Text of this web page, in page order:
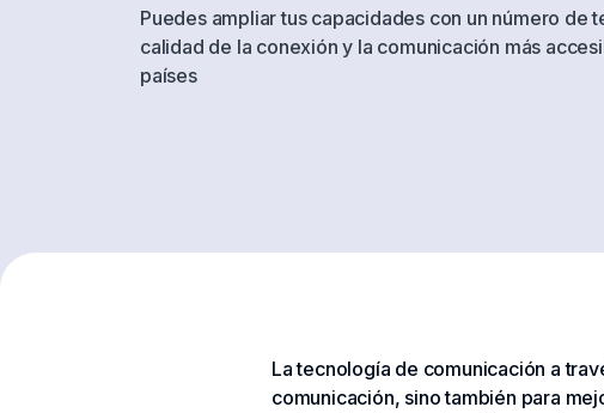
Puedes ampliar tus capacidades con un número de
calidad de la conexión y la comunicación más
países
La tecnología de comunicación a
comunicación, sino también para